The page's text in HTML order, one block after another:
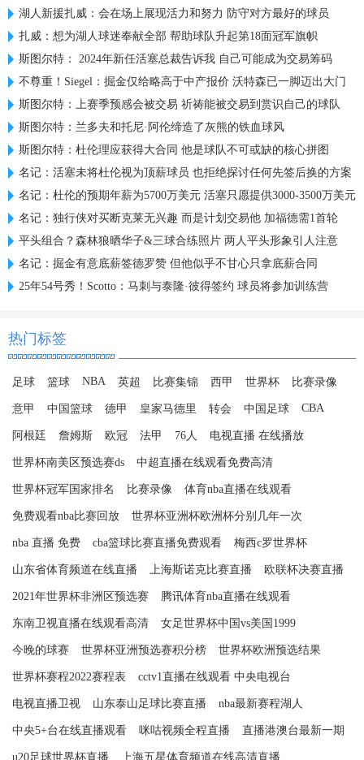
湖人新援扎威：会在场上展现活力和努力 防守对方最好的球员
扎威：想为湖人球迷奉献全部 帮助球队升起第18面冠军旗帜
斯图尔特： 2024年新任活塞总裁告诉我 自己可能成为交易筹码
不尊重！Siegel：掘金仅给略高于中产报价 沃特森已一脚迈出大门
斯图尔特：上赛季预感会被交易 祈祷能被交易到赏识自己的球队
斯图尔特：兰多夫和托尼·阿伦缔造了灰熊的铁血球风
斯图尔特：杜伦理应获得大合同 他是球队不可或缺的核心拼图
名记：活塞未将杜伦视为顶薪球员 也拒绝探讨任何先签后换的方案
名记：杜伦的预期年薪为5700万美元 活塞只愿提供3000-3500万美元
名记：独行侠对买断克莱无兴趣 而是计划交易他 加福德需1首轮
平头组合？森林狼晒华子&三球合练照片 两人平头形象引人注意
名记：掘金有意底薪签德罗赞 但他似乎不甘心只拿底薪合同
25年54号秀！Scotto：马刺与泰隆·彼得签约 球员将参加训练营
热门标签
足球 篮球 NBA 英超 比赛集锦 西甲 世界杯 比赛录像
意甲 中国篮球 德甲 皇家马德里 转会 中国足球 CBA
阿根廷 詹姆斯 欧冠 法甲 76人 电视直播 在线播放
世界杯南美区预选赛ds 中超直播在线观看免费高清
世界杯冠军国家排名 比赛录像 体育nba直播在线观看
免费观看nba比赛回放 世界杯亚洲杯欧洲杯分别几年一次
nba 直播 免费 cba篮球比赛直播免费观看 梅西c罗世界杯
山东省体育频道在线直播 上海斯诺克比赛直播 欧联杯决赛直播
2021年世界杯非洲区预选赛 腾讯体育nba直播在线观看
东南卫视直播在线观看高清 女足世界杯中国vs美国1999
今晚的球赛 世界杯亚洲预选赛积分榜 世界杯欧洲预选结果
世界杯赛程2022赛程表 cctv1直播在线观看 中央电视台
电视直播卫视 山东泰山足球比赛直播 nba最新赛程湖人
中央5+台在线直播观看 咪咕视频全程直播 直播港澳台最新一期
u20足球世界杯直播 上海五星体育频道在线高清直播